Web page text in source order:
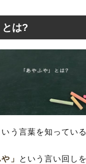
や」とは?
とは?
いう言葉を知ってい
」
という言い回し